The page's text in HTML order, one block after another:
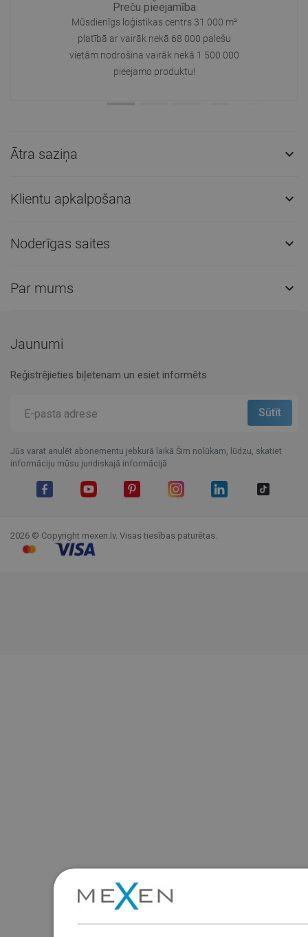
Preču pieejamība
Mūsdienīgs loģistikas centrs 31 000 m²
platībā ar vairāk nekā 68 000 palešu
vietām nodrošina vairāk nekā 1 500 000
pieejamo produktu!
Ātra saziņa 
Klientu apkalpošana 
Noderīgas saites 
Par mums 
Jaunumi
Reģistrējieties biļetenam un esiet informēts.
Jūs varat anulēt abonementu jebkurā laikā.Šim nolūkam, lūdzu, skatiet
informāciju mūsu juridiskajā informācijā.
2026 © Copyright mexen.lv. Visas tiesības paturētas.